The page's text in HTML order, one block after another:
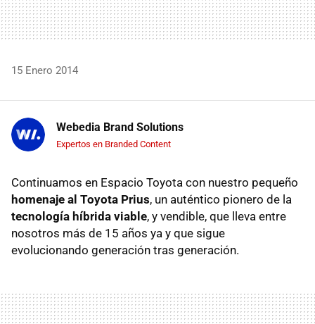
15 Enero 2014
Webedia Brand Solutions
Expertos en Branded Content
Continuamos en Espacio Toyota con nuestro pequeño
homenaje al Toyota Prius, un auténtico pionero de la
tecnología híbrida viable, y vendible, que lleva entre
nosotros más de 15 años ya y que sigue
evolucionando generación tras generación.